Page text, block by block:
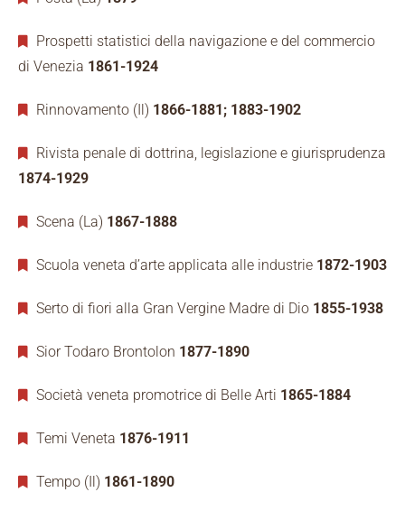
Prospetti statistici della navigazione e del commercio
di Venezia 1861-1924
Rinnovamento (Il) 1866-1881; 1883-1902
Rivista penale di dottrina, legislazione e giurisprudenza
1874-1929
Scena (La) 1867-1888
Scuola veneta d’arte applicata alle industrie 1872-1903
Serto di fiori alla Gran Vergine Madre di Dio 1855-1938
Sior Todaro Brontolon 1877-1890
Società veneta promotrice di Belle Arti 1865-1884
Temi Veneta 1876-1911
Tempo (Il) 1861-1890